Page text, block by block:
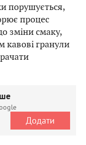
порушується,
процес
зміни смаку,
кавові гранули
Додати